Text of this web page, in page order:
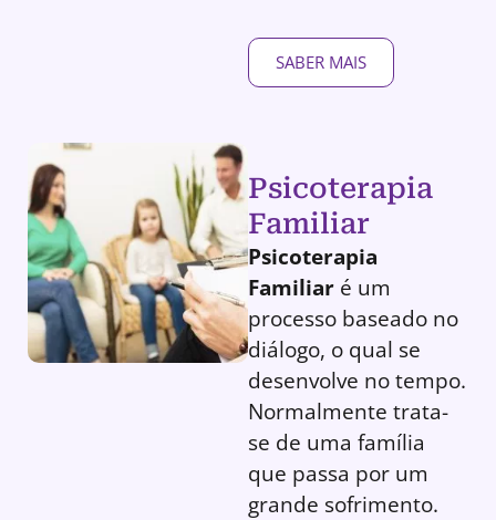
SABER MAIS
Psicoterapia
Familiar
Psicoterapia
Familiar é um
processo baseado no
diálogo, o qual se
desenvolve no tempo.
Normalmente trata-
se de uma família
que passa por um
grande sofrimento.